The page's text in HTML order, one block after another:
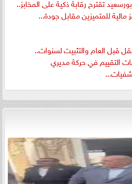
تقترح رقابة ذكية على المخابز..
مالية للمتميزين مقابل جودة...
قبل العام والتثبيت لسنوات..
التقييم في حركة مديري